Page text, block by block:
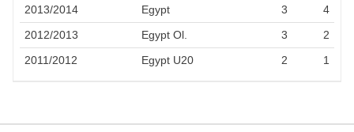
2013/2014
Egypt 3
4
2012/2013
Egypt Ol. 3
2
2011/2012
Egypt U20 2 1